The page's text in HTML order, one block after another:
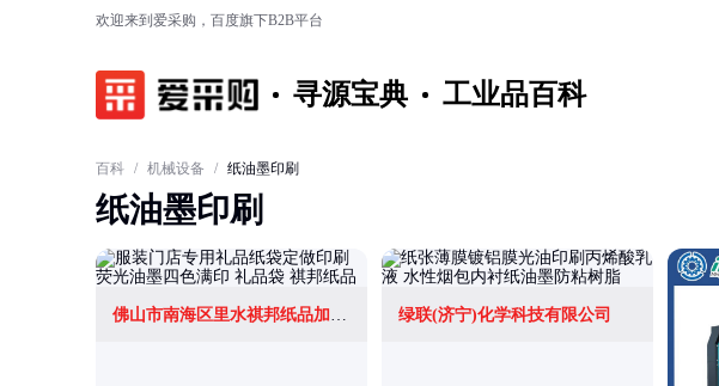
欢迎来到爱采购，百度旗下B2B平台
寻源宝典 工业品百科
百科 / 机械设备 / 纸油墨印刷
纸油墨印刷
佛山市南海区里水祺邦纸品加工厂 绿联(济宁)化学科技有限公司